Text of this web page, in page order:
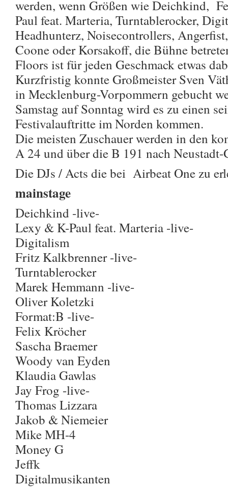
werden, wenn Größen wie Deichkind,
Paul feat. Marteria, Turntablerocker,
Headhunterz, Noisecontrollers,
Coone oder Korsakoff, die Bühne
Floors ist für jeden Geschmack etwas
Kurzfristig konnte Großmeister Sven
in Mecklenburg-Vorpommern gebucht
Samstag auf Sonntag wird es zu einen
Festivalauftritte im Norden kommen.
Die meisten Zuschauer werden in den
A 24 und über die B 191 nach Neustadt-
Die DJs / Acts die bei Airbeat One zu
mainstage
Deichkind -live-
Lexy & K-Paul feat. Marteria -live-
Digitalism
Fritz Kalkbrenner -live-
Turntablerocker
Marek Hemmann -live-
Oliver Koletzki
Format:B -live-
Felix Kröcher
Sascha Braemer
Woody van Eyden
Klaudia Gawlas
Jay Frog -live-
Thomas Lizzara
Jakob & Niemeier
Mike MH-4
Money G
Jeffk
Digitalmusikanten